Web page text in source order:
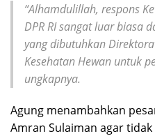
“Alhamdulillah, respons
DPR RI sangat luar biasa
yang dibutuhkan
Kesehatan Hewan untuk
ungkapnya.
Agung menambahkan
Amran Sulaiman agar